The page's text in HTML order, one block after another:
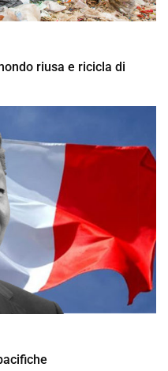
riusa e ricicla di